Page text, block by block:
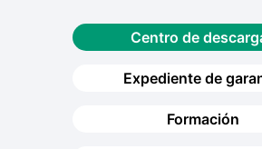
Centro de
Expediente de
Formación